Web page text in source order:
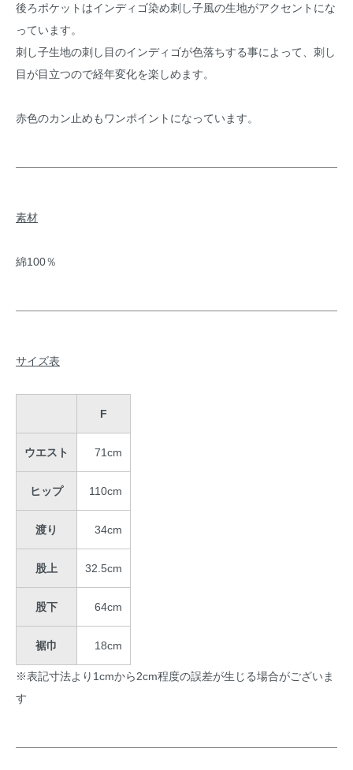
後ろポケットはインディゴ染め刺し子風の生地がアクセントにな
っています。
刺し子生地の刺し目のインディゴが色落ちする事によって、刺し
目が目立つので経年変化を楽しめます。
赤色のカン止めもワンポイントになっています。
素材
綿100％
サイズ表
F
ウエスト 71cm
ヒップ 110cm
渡り 34cm
股上 32.5cm
股下 64cm
裾巾 18cm
※表記寸法より1cmから2cm程度の誤差が生じる場合がございま
す